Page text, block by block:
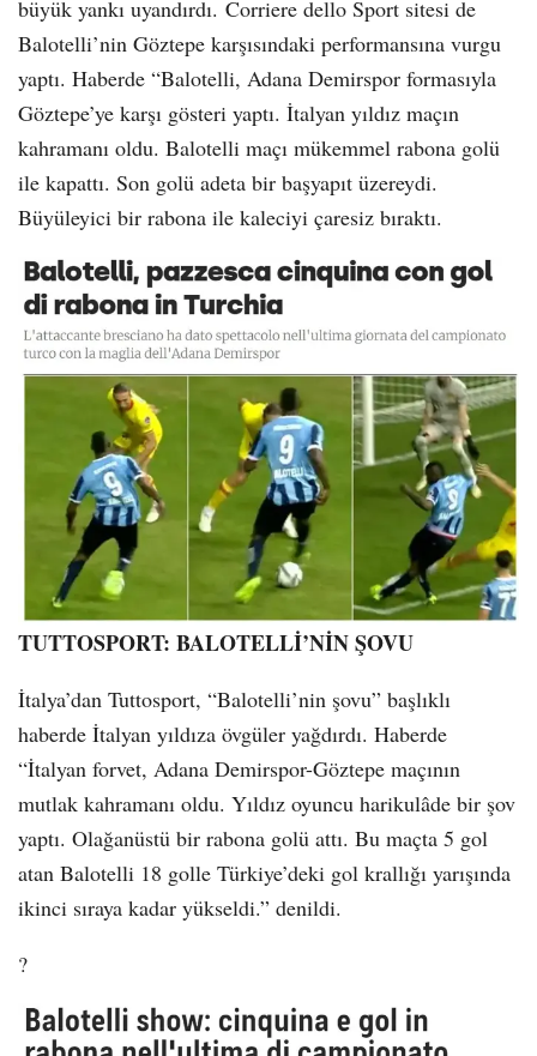
büyük yankı uyandırdı. Corriere dello Sport sitesi de
Balotelli’nin Göztepe karşısındaki performansına vurgu
yaptı. Haberde “Balotelli, Adana Demirspor formasıyla
Göztepe’ye karşı gösteri yaptı. İtalyan yıldız maçın
kahramanı oldu. Balotelli maçı mükemmel rabona golü
ile kapattı. Son golü adeta bir başyapıt üzereydi.
Büyüleyici bir rabona ile kaleciyi çaresiz bıraktı.
TUTTOSPORT: BALOTELLİ’NİN ŞOVU
İtalya’dan Tuttosport, “Balotelli’nin şovu” başlıklı
haberde İtalyan yıldıza övgüler yağdırdı. Haberde
“İtalyan forvet, Adana Demirspor-Göztepe maçının
mutlak kahramanı oldu. Yıldız oyuncu harikulâde bir şov
yaptı. Olağanüstü bir rabona golü attı. Bu maçta 5 gol
atan Balotelli 18 golle Türkiye’deki gol krallığı yarışında
ikinci sıraya kadar yükseldi.” denildi.
?